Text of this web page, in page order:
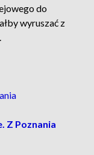
do
wyruszać z
Z Poznania